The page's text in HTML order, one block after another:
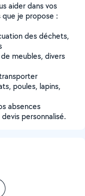
aider dans vos
que je propose :
des déchets,
meubles, divers
poules, lapins,
absences
personnalisé.